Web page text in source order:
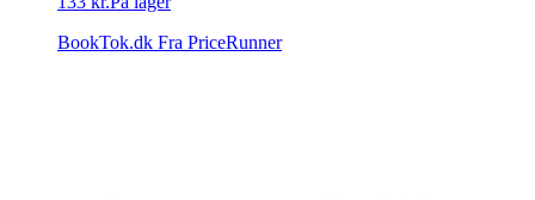
BookTok.dk Fra PriceRunner